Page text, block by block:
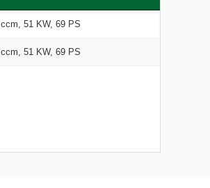
ccm, 51 KW, 69 PS
ccm, 51 KW, 69 PS